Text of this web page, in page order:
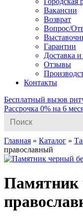
Вакансии
Возврат
Вопрос/
Гарантии
Доставка и
Отзывы
Контакты
Бесплатный вызов
Рассрочка 0% на 6
for:
Главная » Каталог »
православный
Памятник